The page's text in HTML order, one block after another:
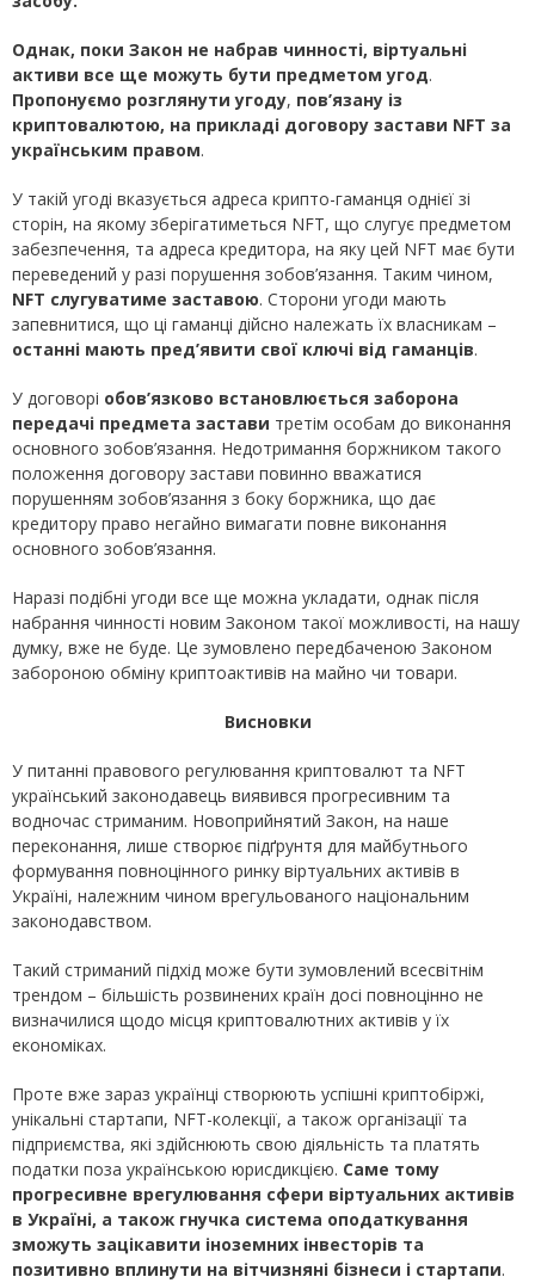
Однак, поки Закон не набрав чинності, віртуальні
активи все ще можуть бути предметом угод.
Пропонуємо розглянути угоду, пов’язану із
криптовалютою, на прикладі договору застави NFT за
українським правом.
У такій угоді вказується адреса крипто-гаманця однієї зі
сторін, на якому зберігатиметься NFT, що слугує предметом
забезпечення, та адреса кредитора, на яку цей NFT має бути
переведений у разі порушення зобов’язання. Таким чином,
NFT слугуватиме заставою. Сторони угоди мають
запевнитися, що ці гаманці дійсно належать їх власникам –
останні мають пред’явити свої ключі від гаманців.
У договорі обов’язково встановлюється заборона
передачі предмета застави третім особам до виконання
основного зобов’язання. Недотримання боржником такого
положення договору застави повинно вважатися
порушенням зобов’язання з боку боржника, що дає
кредитору право негайно вимагати повне виконання
основного зобов’язання.
Наразі подібні угоди все ще можна укладати, однак після
набрання чинності новим Законом такої можливості, на нашу
думку, вже не буде. Це зумовлено передбаченою Законом
забороною обміну криптоактивів на майно чи товари.
Висновки
У питанні правового регулювання криптовалют та NFT
український законодавець виявився прогресивним та
водночас стриманим. Новоприйнятий Закон, на наше
переконання, лише створює підґрунтя для майбутнього
формування повноцінного ринку віртуальних активів в
Україні, належним чином врегульованого національним
законодавством.
Такий стриманий підхід може бути зумовлений всесвітнім
трендом – більшість розвинених країн досі повноцінно не
визначилися щодо місця криптовалютних активів у їх
економіках.
Проте вже зараз українці створюють успішні криптобіржі,
унікальні стартапи, NFT-колекції, а також організації та
підприємства, які здійснюють свою діяльність та платять
податки поза українською юрисдикцією. Саме тому
прогресивне врегулювання сфери віртуальних активів
в Україні, а також гнучка система оподаткування
зможуть зацікавити іноземних інвесторів та
позитивно вплинути на вітчизняні бізнеси і стартапи.